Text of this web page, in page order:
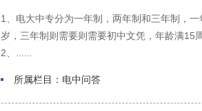
1、电大中专分为一年制，两年制和三年制，
岁，三年制则需要则需要初中文凭，年龄满15
2、......
所属栏目：电中问答